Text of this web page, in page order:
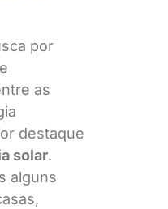
por
as
destaque
solar.
alguns